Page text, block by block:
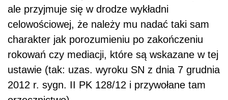
ale przyjmuje się w drodze wykładni
celowościowej, że należy mu nadać taki sam
charakter jak porozumieniu po zakończeniu
rokowań czy mediacji, które są wskazane w tej
ustawie (tak: uzas. wyroku SN z dnia 7 grudnia
2012 r. sygn. II PK 128/12 i przywołane tam